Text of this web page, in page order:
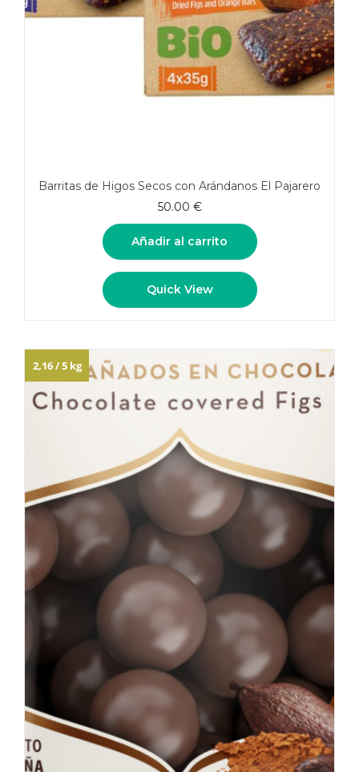
Barritas de Higos Secos con Arándanos El Pajarero
50.00 €
Añadir al carrito
Quick View
2,16 / 5 kg